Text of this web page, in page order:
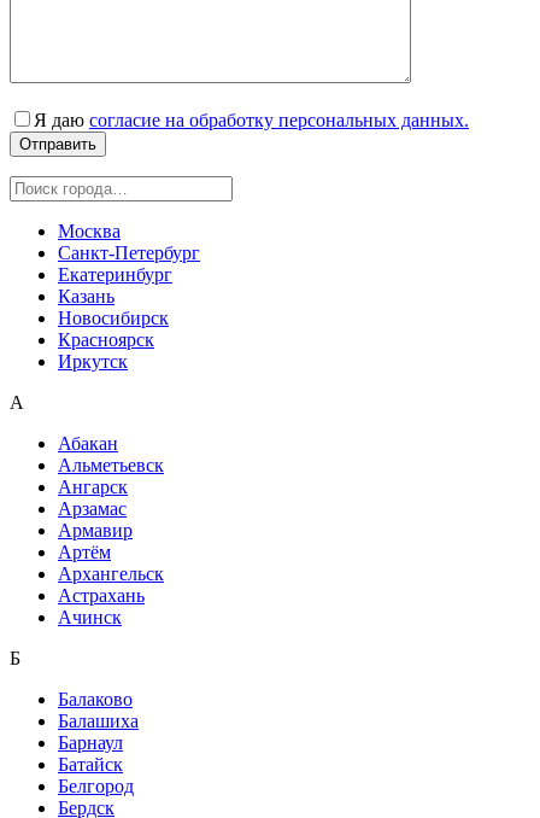
Я даю согласие на обработку персональных данных.
Москва
Санкт-Петербург
Екатеринбург
Казань
Новосибирск
Красноярск
Иркутск
А
Абакан
Альметьевск
Ангарск
Арзамас
Армавир
Артём
Архангельск
Астрахань
Ачинск
Б
Балаково
Балашиха
Барнаул
Батайск
Белгород
Бердск